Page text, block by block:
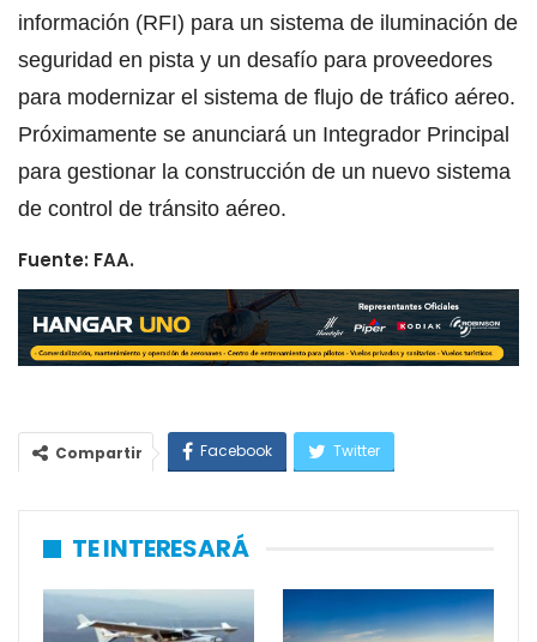
información (RFI) para un sistema de iluminación de
seguridad en pista y un desafío para proveedores
para modernizar el sistema de flujo de tráfico aéreo.
Próximamente se anunciará un Integrador Principal
para gestionar la construcción de un nuevo sistema
de control de tránsito aéreo.
Fuente: FAA.
Compartir Facebook Twitter
TE INTERESARÁ